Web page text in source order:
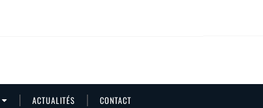
ACTUALITÉS CONTACT